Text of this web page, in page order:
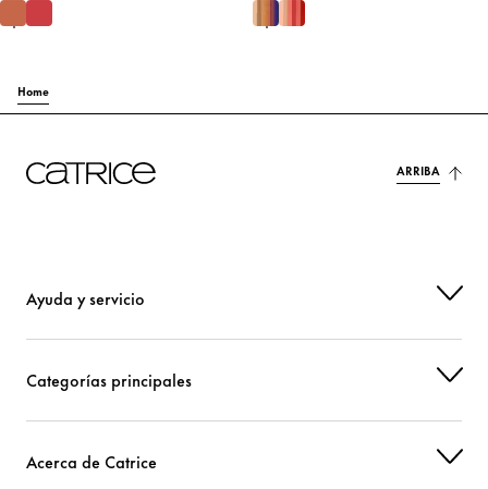
Home
ARRIBA
Ayuda y servicio
Categorías principales
Acerca de Catrice